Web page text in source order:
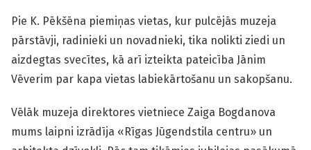
Pie K. Pēkšēna piemiņas vietas, kur pulcējās muzeja
pārstāvji, radinieki un novadnieki, tika nolikti ziedi un
aizdegtas svecītes, kā arī izteikta pateicība Jānim
Vēverim par kapa vietas labiekārtošanu un sakopšanu.
Vēlāk muzeja direktores vietniece Zaiga Bogdanova
mums laipni izrādīja «Rīgas Jūgendstila centru» un